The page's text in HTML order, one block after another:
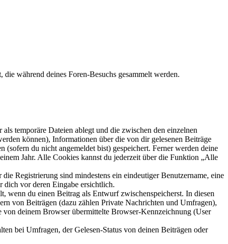
während deines Foren-Besuchs gesammelt werden.
temporäre Dateien ablegt und die zwischen den einzelnen
können), Informationen über die von dir gelesenen Beiträge
du nicht angemeldet bist) gespeichert. Ferner werden deine
Jahr. Alle Cookies kannst du jederzeit über die Funktion „Alle
Registrierung sind mindestens ein eindeutiger Benutzername, eine
dich vor deren Eingabe ersichtlich.
wenn du einen Beitrag als Entwurf zwischenspeicherst. In diesen
von Beiträgen (dazu zählen Private Nachrichten und Umfragen),
deinem Browser übermittelte Browser-Kennzeichnung (User
bei Umfragen, der Gelesen-Status von deinen Beiträgen oder